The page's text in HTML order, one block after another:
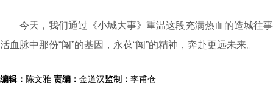
今天，我们通过《小城大事》重温这段充满热血的造城往
活血脉中那份“闯”的基因，永葆“闯”的精神，奔赴更远未来。
编辑： 陈文雅 责编： 金道汉监制： 李甫仓